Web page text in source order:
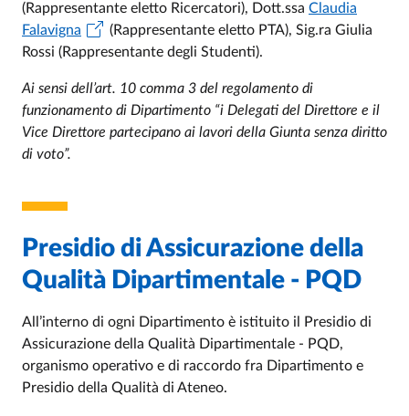
(Rappresentante eletto Ricercatori), Dott.ssa Claudia
Falavigna
(Rappresentante eletto PTA), Sig.ra Giulia
Rossi (Rappresentante degli Studenti).
Ai sensi dell’art. 10 comma 3 del regolamento di
funzionamento di Dipartimento “i Delegati del Direttore e il
Vice Direttore partecipano ai lavori della Giunta senza diritto
di voto”.
Presidio di Assicurazione della
Qualità Dipartimentale - PQD
All’interno di ogni Dipartimento è istituito il Presidio di
Assicurazione della Qualità Dipartimentale - PQD,
organismo operativo e di raccordo fra Dipartimento e
Presidio della Qualità di Ateneo.